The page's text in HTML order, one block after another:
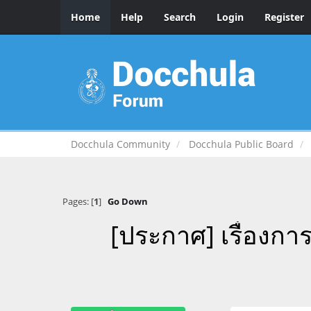
Home Help Search Login Register
Docchula Community Docchula Public Board
Pages: [1] Go Down
[ประกาศ] เรื่องก